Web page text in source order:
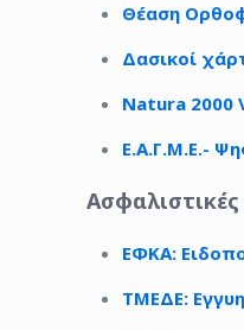
Θέαση
Δασικοί
Natura 2000
Ε.Α.Γ.Μ.Ε.-
ΕΦΚΑ:
ΤΜΕΔΕ: